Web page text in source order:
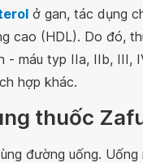
ở gan, tác dụng
cao (HDL). Do đó,
- máu typ IIa, IIb, III,
hợp khác.
thuốc
đường uống.